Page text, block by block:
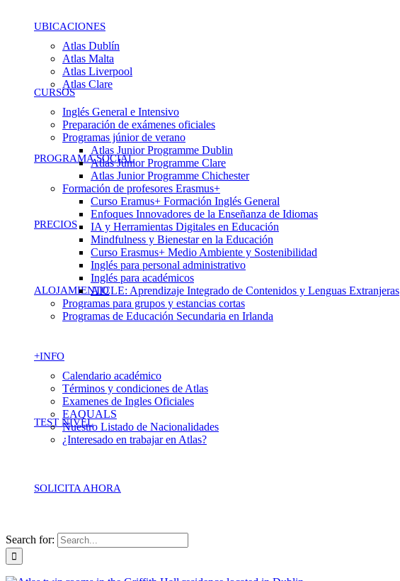
UBICACIONES
Atlas Dublín
Atlas Malta
Atlas Liverpool
Atlas Clare
CURSOS
Inglés General e Intensivo
Preparación de exámenes oficiales
Programas júnior de verano
Atlas Junior Programme Dublin
Atlas Junior Programme Clare
Atlas Junior Programme Chichester
Formación de profesores Erasmus+
Curso Eramus+ Formación Inglés General
Enfoques Innovadores de la Enseñanza de Idiomas
IA y Herramientas Digitales en Educación
Mindfulness y Bienestar en la Educación
Curso Erasmus+ Medio Ambiente y Sostenibilidad
Inglés para personal administrativo
Inglés para académicos
AICLE: Aprendizaje Integrado de Contenidos y Lenguas Extranjeras
Programas para grupos y estancias cortas
Programas de Educación Secundaria en Irlanda
PROGRAMA SOCIAL
PRECIOS
ALOJAMIENTO
+INFO
Calendario académico
Términos y condiciones de Atlas
Examenes de Ingles Oficiales
EAQUALS
Nuestro Listado de Nacionalidades
¿Interesado en trabajar en Atlas?
TEST NIVEL
SOLICITA AHORA
Search for: